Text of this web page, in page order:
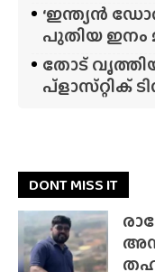
‘ഇന്ത്യൻ
പുതിയ ഇനം
തോട്
പ്‌ളാസ്‌റ്റിക്
DONT MISS IT